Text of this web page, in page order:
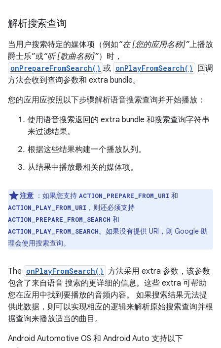
解析搜索查询
当用户搜索特定的媒体项（例如“在 [您的应用名称]”上播放
爵士乐”或“听 [歌曲名称]”）时，
onPrepareFromSearch() 或 onPlayFromSearch()
回调
方法会收到查询参数和 extra bundle。
您的应用应按照以下步骤解析语音搜索查询并开始播放：
使用语音搜索返回的 extra bundle 和搜索查询字符串
来过滤结果。
根据这些结果构建一个播放队列。
从结果中播放最相关的媒体项。
注意 ：如果您支持 ACTION_PREPARE_FROM_URI 和
ACTION_PLAY_FROM_URI ，则还必须支持
ACTION_PREPARE_FROM_SEARCH 和
ACTION_PLAY_FROM_SEARCH。如果没有提供 URI，则 Google 助
理会使用搜索查询。
The onPlayFromSearch() 方法采用 extra 参数，该参数
包含了来自语音 搜索的更详细的信息。这些 extra 可帮助
您在应用中找到要播放的音频内容。 如果搜索结果无法提
供此数据，则可以实现相应的逻辑来解析原始搜索查询并根
据查询来播放适当的曲目。
Android Automotive OS 和 Android Auto 支持以下